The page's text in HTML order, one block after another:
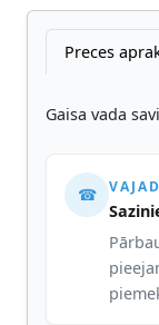
Preces
Gaisa vada
☎